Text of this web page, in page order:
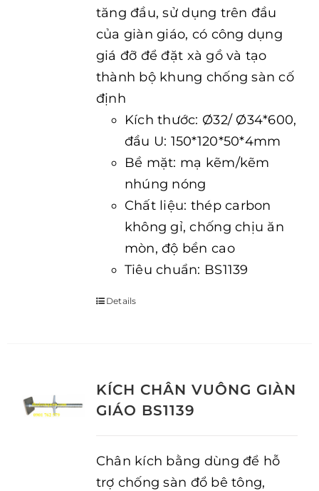
tăng đầu, sử dụng trên đầu
của giàn giáo, có công dụng
giá đỡ để đặt xà gồ và tạo
thành bộ khung chống sàn cố
định
Kích thước: Ø32/ Ø34*600,
đầu U: 150*120*50*4mm
Bề mặt: mạ kẽm/kẽm
nhúng nóng
Chất liệu: thép carbon
không gỉ, chống chịu ăn
mòn, độ bền cao
Tiêu chuẩn: BS1139
Details
KÍCH CHÂN VUÔNG GIÀN
GIÁO BS1139
Chân kích bằng dùng để hỗ
trợ chống sàn đổ bê tông,